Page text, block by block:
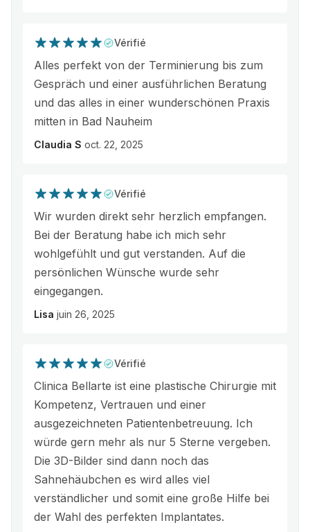
Vérifié
Alles perfekt von der Terminierung bis zum
Gespräch und einer ausführlichen Beratung
und das alles in einer wunderschönen Praxis
mitten in Bad Nauheim
Claudia S oct. 22, 2025
Vérifié
Wir wurden direkt sehr herzlich empfangen.
Bei der Beratung habe ich mich sehr
wohlgefühlt und gut verstanden. Auf die
persönlichen Wünsche wurde sehr
eingegangen.
Lisa juin 26, 2025
Vérifié
Clinica Bellarte ist eine plastische Chirurgie mit
Kompetenz, Vertrauen und einer
ausgezeichneten Patientenbetreuung. Ich
würde gern mehr als nur 5 Sterne vergeben.
Die 3D-Bilder sind dann noch das
Sahnehäubchen es wird alles viel
verständlicher und somit eine große Hilfe bei
der Wahl des perfekten Implantates.